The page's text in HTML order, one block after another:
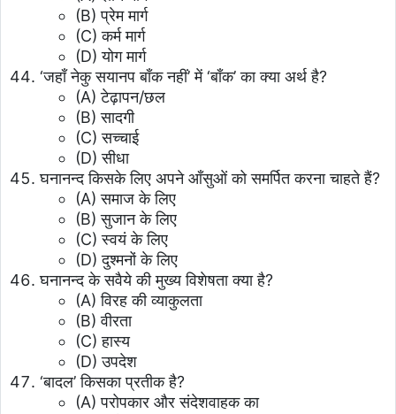
(B) प्रेम मार्ग
(C) कर्म मार्ग
(D) योग मार्ग
‘जहाँ नेकु सयानप बाँक नहीं’ में ‘बाँक’ का क्या अर्थ है?
(A) टेढ़ापन/छल
(B) सादगी
(C) सच्चाई
(D) सीधा
घनानन्द किसके लिए अपने आँसुओं को समर्पित करना चाहते हैं?
(A) समाज के लिए
(B) सुजान के लिए
(C) स्वयं के लिए
(D) दुश्मनों के लिए
घनानन्द के सवैये की मुख्य विशेषता क्या है?
(A) विरह की व्याकुलता
(B) वीरता
(C) हास्य
(D) उपदेश
‘बादल’ किसका प्रतीक है?
(A) परोपकार और संदेशवाहक का